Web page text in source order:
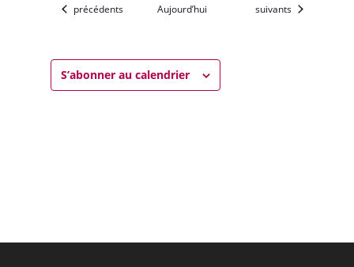
Évènements
précédents Aujourd’hui Évènements
suivants
S’abonner au calendrier